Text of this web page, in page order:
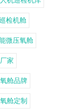
检机舱
微压氧舱
家
氧舱品牌
氧舱定制